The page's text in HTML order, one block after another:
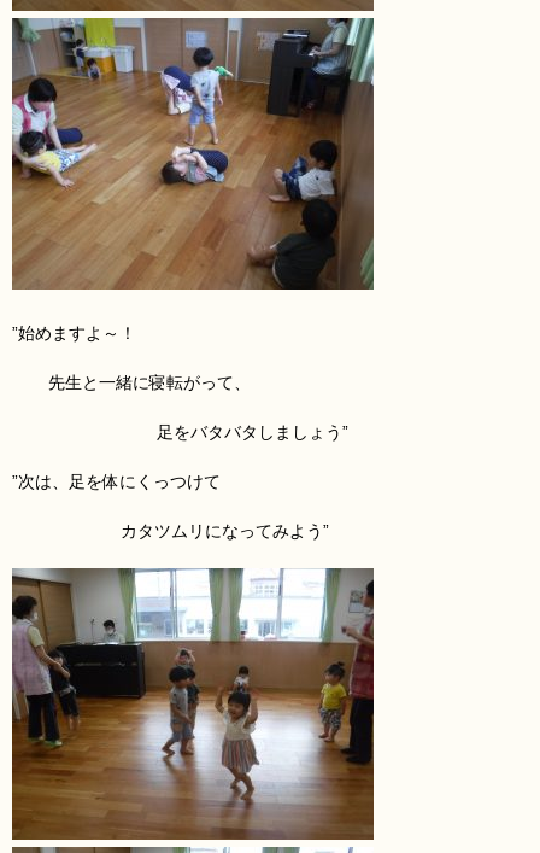
”始めますよ～！
先生と一緒に寝転がって、
足をバタバタしましょう”
”次は、足を体にくっつけて
カタツムリ になってみよう”